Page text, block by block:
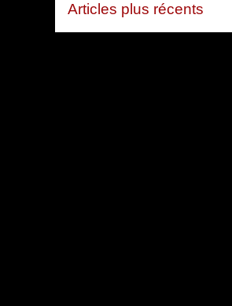
Articles plus récents